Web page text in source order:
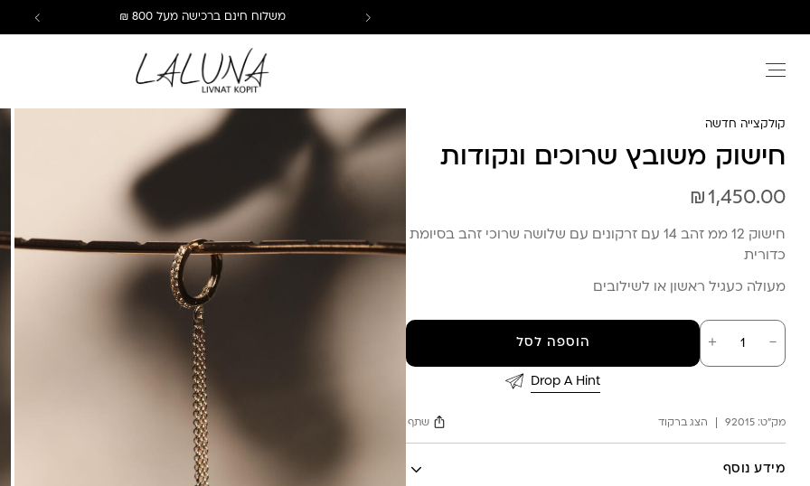
משלוח חינם ברכישה מעל 800 ₪
קולקצייה חדשה
חישוק משובץ שרוכים ונקודות
₪1,450.00
חישוק 12 ממ זהב 14 עם זרקונים עם שלושה שרוכי זהב בסיומת
כדורית
מעולה כעגיל ראשון או לשילובים
－
כמות
של
חישוק
＋ הוספה לסל
Drop A Hint
מק"ט: 92015 הצג ברקוד שתף
מידע נוסף